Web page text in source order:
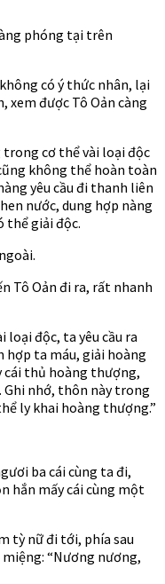
phóng tại trên
có ý thức nhân, lại
xem được Tô Oản càng
trong cơ thể vài loại độc
không thể hoàn toàn
yêu cầu đi thanh liên
nước, dung hợp nàng
thể giải độc.
Tô Oản đi ra, rất nhanh
độc, ta yêu cầu ra
hợp ta máu, giải hoàng
cái thủ hoàng thượng,
nhớ, thôn này trong
ly khai hoàng thượng.”
ba cái cùng ta đi,
hắn mấy cái cùng một
tỳ nữ đi tới, phía sau
“Nương nương,